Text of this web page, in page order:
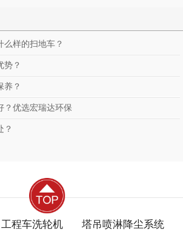
么样的扫地车？
势？
养？
？优选宏瑞达环保
？
工程车洗轮机 塔吊喷淋降尘系统